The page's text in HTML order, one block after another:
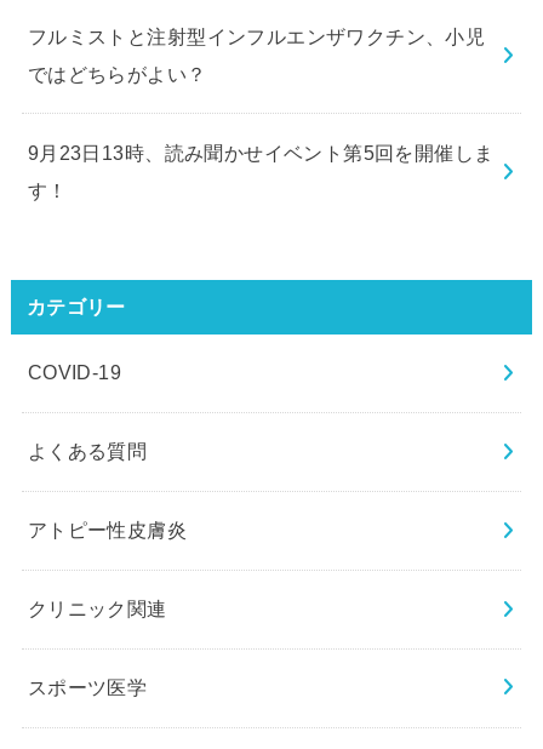
フルミストと注射型インフルエンザワクチン、小児
ではどちらがよい？
9月23日13時、読み聞かせイベント第5回を開催しま
す！
カテゴリー
COVID-19
よくある質問
アトピー性皮膚炎
クリニック関連
スポーツ医学